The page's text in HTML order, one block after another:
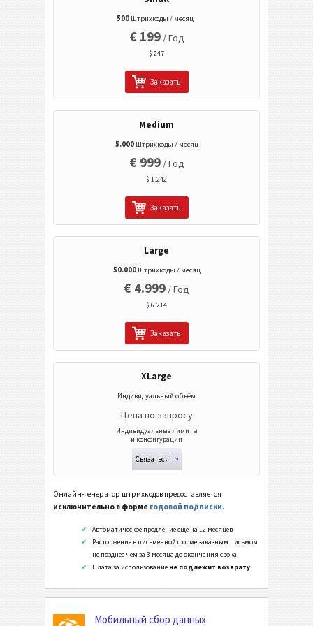
Мобильный Тэг
Коды Здравоохранения
ISBN Коды
Визитки
События
Wi-Fi Коды
500 Штрихкоды / месяц
€ 199/ Год
$ 247
Заказать
Medium
5.000Штрихкоды / месяц
€ 999/ Год
$ 1.242
Заказать
Large
50.000Штрихкоды / месяц
€ 4.999 / Год
$ 6.214
Заказать
XLarge
Индивидуальный объём
Цена по запросу
Индивидуальные лимиты
и конфигурации
Связаться >
Онлайн-генератор штрихкодов предоставляется
исключительно в форме годовой подписки.
Автоматическое продление еще на 12 месяцев
Расторжение в письменной форме заказным письмом
не позднее чем за 3 месяца до окончания срока
Плата за использование не подлежит возврату
Мобильный сбор данных